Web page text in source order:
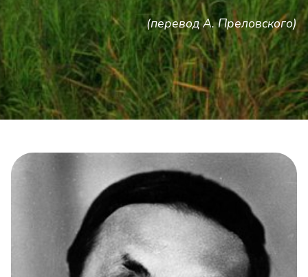
(перевод А. Преловского)